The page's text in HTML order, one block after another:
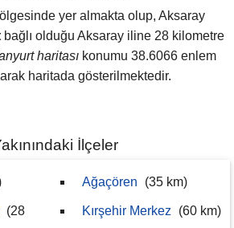
yer almakta olup, Aksaray
bağlı olduğu Aksaray iline 28 kilometre
haritası konumu 38.6066 enlem
haritada gösterilmektedir.
İlçeler
(28
Ağaçören (35 km)
Kırşehir Merkez (60 km)